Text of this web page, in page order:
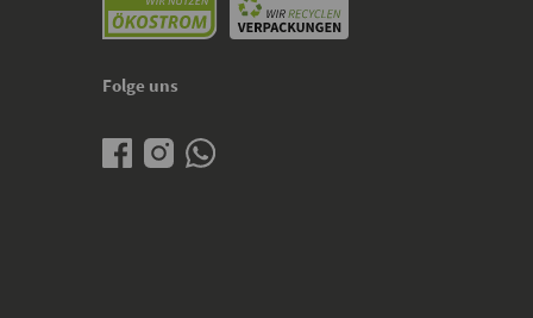
Folge uns